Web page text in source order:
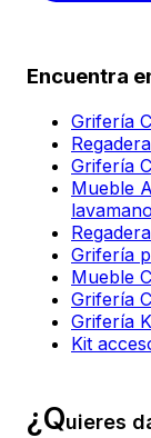
¿Quieres
Encuentra
Grifería
Grifería
Mueble
Grifería
Mueble
Grifería
Grifería
Kit